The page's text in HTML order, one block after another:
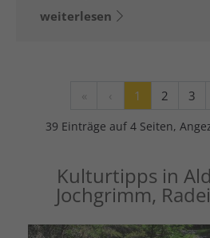
weiterlesen
« ‹ 1 2 3
39 Einträge auf 4 Seiten,
Kulturtipps in
Jochgrimm,